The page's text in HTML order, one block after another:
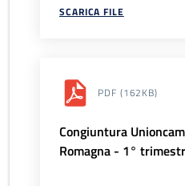
SCARICA FILE
PDF (162KB)
Congiuntura
Romagna - 1°